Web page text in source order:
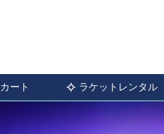
カート ラケットレンタル